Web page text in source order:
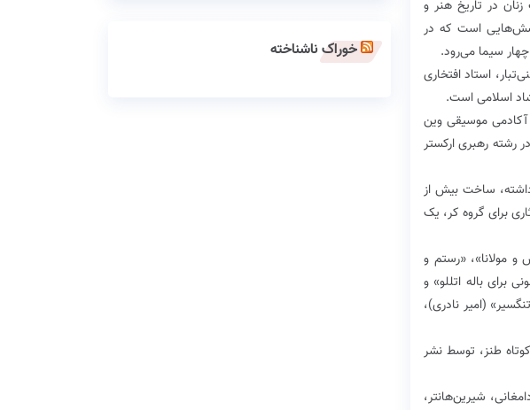
در تاریخ هنر و
است که در
ارمنی‌تبار، استاد افتخاری
اسلامی است.
را در آکادمی موسیقی وین
در رشته رهبری ارکستر
داشته، ساخت بیش از
برای گروه کر، یک
مولانا»، «رستم و
باله اتللو» و
(امیر نادری)،
از داستان‌های کوتاه طنز، توسط نشر
شیرین‌هانتر،
خوراک ناشناخته